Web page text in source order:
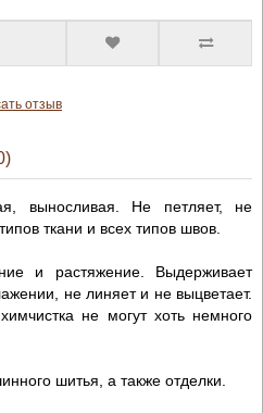
отзыв
выносливая. Не петляет, не
ткани и всех типов швов.
и растяжение. Выдерживает
не линяет и не выцветает.
не могут хоть немного
шитья, а также отделки.